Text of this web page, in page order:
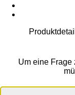
Um eine Frage